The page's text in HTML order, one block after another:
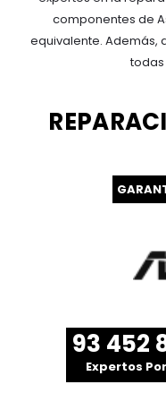
componentes de
equivalente. Además,
93 452
Expertos